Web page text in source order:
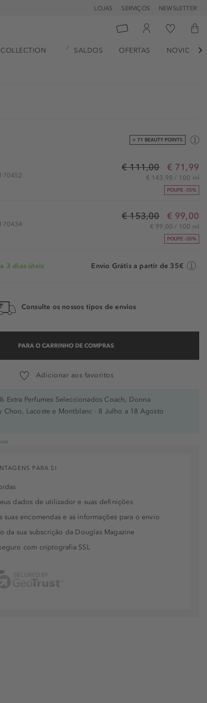
LOJAS SERVIÇOS NEWSLETTER
SALDOS OFERTAS 
+ 71 BEAUTY POINTS
€ 111,00 € 71,99
€ 143,98 / 100 ml
POUPE -35%
€ 153,00 € 99,00
€ 99,00 / 100 ml
POUPE -35%
3 dias úteis Envio Grátis a partir de 35€
Consulte os nossos tipos de envios
PARA O CARRINHO DE COMPRAS
Adicionar aos favoritos
Extra Perfumes Seleccionados Coach, Donna
Choo, Lacoste e Montblanc - 8 Julho a 18 Agosto
PARA SI
dados de utilizador e suas definições
suas encomendas e as informações para o envio
da sua subscrição da Douglas Magazine
com criptografia SSL